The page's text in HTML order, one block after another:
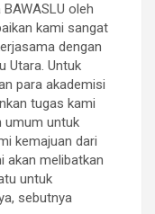
oleh
kami sangat
dengan
Utara. Untuk
para akademisi
tugas kami
umum untuk
kemajuan dari
akan melibatkan
untuk
sebutnya